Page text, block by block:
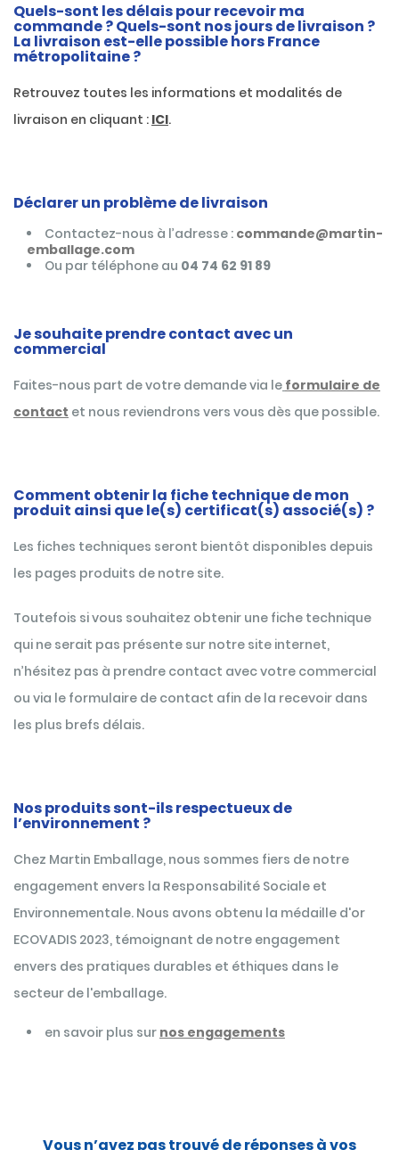
Quels-sont les délais pour recevoir ma
commande ? Quels-sont nos jours de livraison ?
La livraison est-elle possible hors France
métropolitaine ?
Retrouvez toutes les informations et modalités de
livraison en cliquant : ICI.
Déclarer un problème de livraison
Contactez-nous à l’adresse : commande@martin-
emballage.com
Ou par téléphone au 04 74 62 91 89
Je souhaite prendre contact avec un
commercial
Faites-nous part de votre demande via le formulaire de
contact et nous reviendrons vers vous dès que possible.
Comment obtenir la fiche technique de mon
produit ainsi que le(s) certificat(s) associé(s) ?
Les fiches techniques seront bientôt disponibles depuis
les pages produits de notre site.
Toutefois si vous souhaitez obtenir une fiche technique
qui ne serait pas présente sur notre site internet,
n’hésitez pas à prendre contact avec votre commercial
ou via le formulaire de contact afin de la recevoir dans
les plus brefs délais.
Nos produits sont-ils respectueux de
l’environnement ?
Chez Martin Emballage, nous sommes fiers de notre
engagement envers la Responsabilité Sociale et
Environnementale. Nous avons obtenu la médaille d'or
ECOVADIS 2023, témoignant de notre engagement
envers des pratiques durables et éthiques dans le
secteur de l'emballage.
en savoir plus sur nos engagements
Vous n’avez pas trouvé de réponses à vos